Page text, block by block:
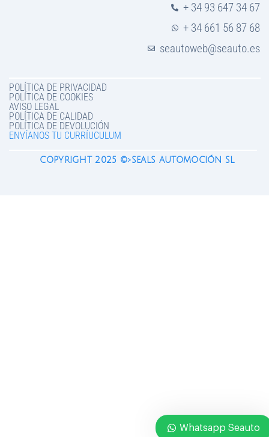
POLÍTICA DE PRIVACIDAD
POLÍTICA DE COOKIES
AVISO LEGAL
POLÍTICA DE CALIDAD
POLÍTICA DE DEVOLUCIÓN
ENVÍANOS TU CURRÍUCULUM
+ 34 93 647 34 67
+ 34 661 56 87 68
seautoweb@seauto.es
COPYRIGHT 2025 ©>SEALS AUTOMOCIÓN SL
Whatsapp Seauto